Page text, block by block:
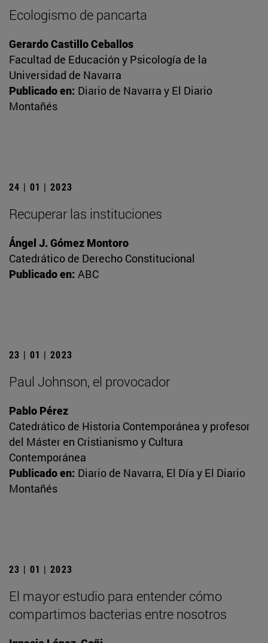
Ecologismo de pancarta
Gerardo Castillo Ceballos
Facultad de Educación y Psicología de la
Universidad de Navarra
Publicado en: Diario de Navarra y El Diario
Montañés
24 | 01 | 2023
Recuperar las instituciones
Ángel J. Gómez Montoro
Catedrático de Derecho Constitucional
Publicado en: ABC
23 | 01 | 2023
Paul Johnson, el provocador
Pablo Pérez
Catedrático de Historia Contemporánea y profesor
del Máster en Cristianismo y Cultura
Contemporánea
Publicado en: Diario de Navarra, El Día y El Diario
Montañés
23 | 01 | 2023
El mayor estudio para entender cómo
compartimos bacterias entre nosotros